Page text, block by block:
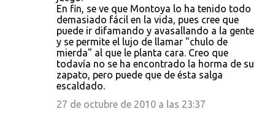
En fin, se ve que Montoya lo ha tenido todo
demasiado fácil en la vida, pues cree que
puede ir difamando y avasallando a la gente
y se permite el lujo de llamar "chulo de
mierda" al que le planta cara. Creo que
todavía no se ha encontrado la horma de su
zapato, pero puede que de ésta salga
escaldado.
27 de octubre de 2010 a las 23:37